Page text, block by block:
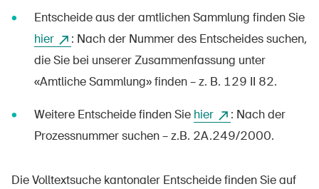
Rechtsfragen & Gerichtsentscheide
Sicherheitsdelegierte & Gemeinden
Entscheide aus der amtlichen Sammlung finden Sie
hier
: Nach der Nummer des Entscheides suchen,
die Sie bei unserer Zusammenfassung unter
«Amtliche Sammlung» finden – z. B. 129 II 82.
Weitere Entscheide finden Sie hier
: Nach der
Prozessnummer suchen – z.B. 2A.249/2000.
Die Volltextsuche kantonaler Entscheide finden Sie auf